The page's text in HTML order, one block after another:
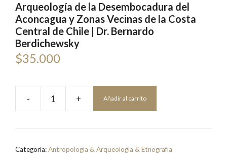
Arqueología de la Desembocadura del
Aconcagua y Zonas Vecinas de la Costa
Central de Chile | Dr. Bernardo
Berdichewsky
$35.000
-
Arqueología
la
del
+ Añadir al carrito
Categoría:Antropología & Arqueología & Etnografía